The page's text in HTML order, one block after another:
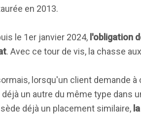
en 2013.
le 1er janvier 2024, l'obligation
. Avec ce tour de vis, la chasse
lorsqu'un client demande
déjà un autre du même type dans
déjà un placement similaire,